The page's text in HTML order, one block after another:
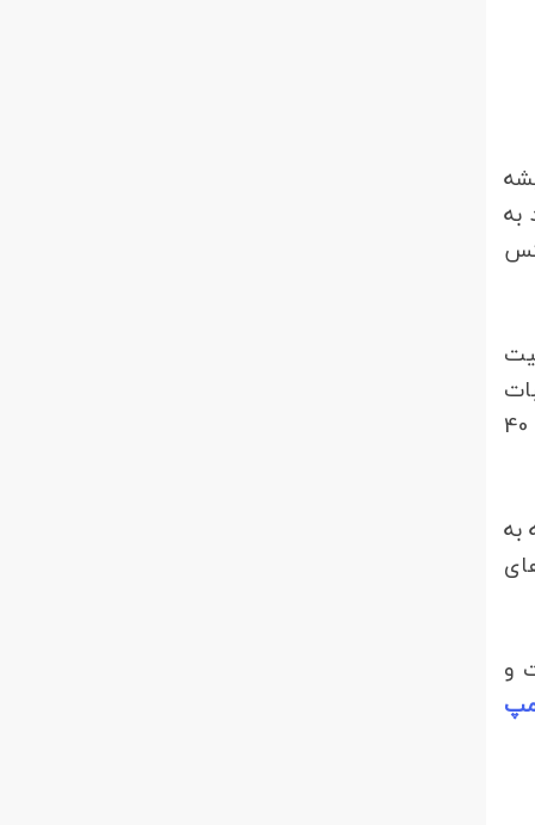
بیشه
به
اینکه اراضی کاربری کشاورزی داشته اند تهیه نقشه هوایی روستایی یا تهیه عکس های هوایی روستایی دهه 40
به
نیست و